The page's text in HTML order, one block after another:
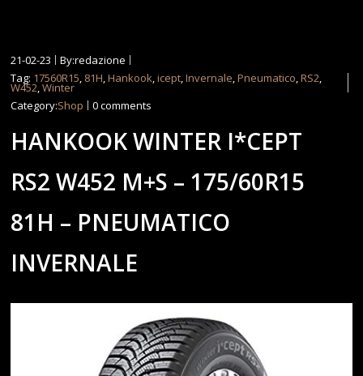
21-02-23
By:redazione
Tag: 17560R15, 81H,Hankook,icept,Invernale,Pneumatico,RS2,
W452,Winter
Category:Shop 0 comments
HANKOOK WINTER I*CEPT
RS2 W452 M+S – 175/60R15
81H – PNEUMATICO
INVERNALE